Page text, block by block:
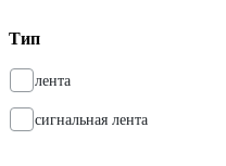
Тип
лента
сигнальная лента